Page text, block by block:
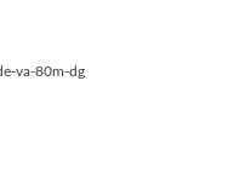
va-80m-dg